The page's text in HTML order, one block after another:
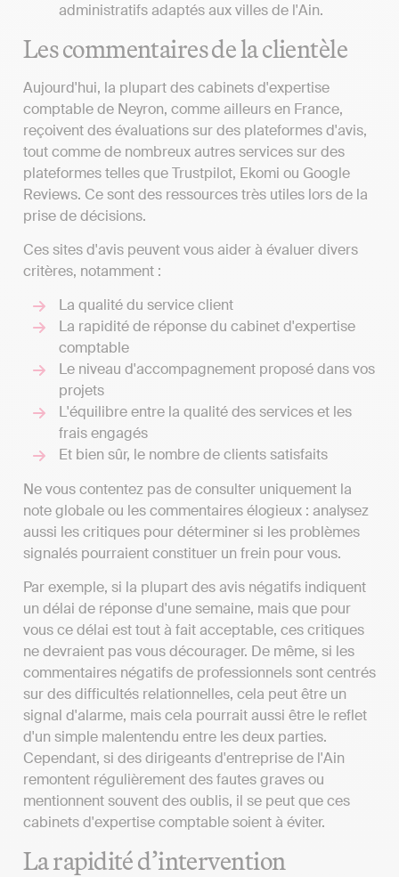
administratifs adaptés aux villes de l'Ain.
Les commentaires de la clientèle
Aujourd'hui, la plupart des cabinets d'expertise
comptable de Neyron, comme ailleurs en France,
reçoivent des évaluations sur des plateformes d'avis,
tout comme de nombreux autres services sur des
plateformes telles que Trustpilot, Ekomi ou Google
Reviews. Ce sont des ressources très utiles lors de la
prise de décisions.
Ces sites d'avis peuvent vous aider à évaluer divers
critères, notamment :
La qualité du service client
La rapidité de réponse du cabinet d'expertise
comptable
Le niveau d'accompagnement proposé dans vos
projets
L'équilibre entre la qualité des services et les
frais engagés
Et bien sûr, le nombre de clients satisfaits
Ne vous contentez pas de consulter uniquement la
note globale ou les commentaires élogieux : analysez
aussi les critiques pour déterminer si les problèmes
signalés pourraient constituer un frein pour vous.
Par exemple, si la plupart des avis négatifs indiquent
un délai de réponse d'une semaine, mais que pour
vous ce délai est tout à fait acceptable, ces critiques
ne devraient pas vous décourager. De même, si les
commentaires négatifs de professionnels sont centrés
sur des difficultés relationnelles, cela peut être un
signal d'alarme, mais cela pourrait aussi être le reflet
d'un simple malentendu entre les deux parties.
Cependant, si des dirigeants d'entreprise de l'Ain
remontent régulièrement des fautes graves ou
mentionnent souvent des oublis, il se peut que ces
cabinets d'expertise comptable soient à éviter.
La rapidité d’intervention